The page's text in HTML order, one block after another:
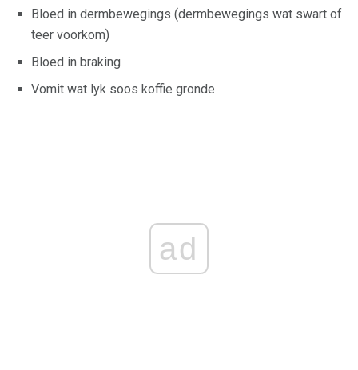
Bloed in dermbewegings (dermbewegings wat swart of
teer voorkom)
Bloed in braking
Vomit wat lyk soos koffie gronde
ad